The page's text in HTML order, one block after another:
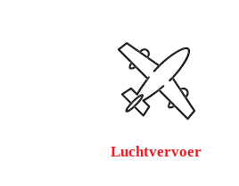
Luchtvervoer